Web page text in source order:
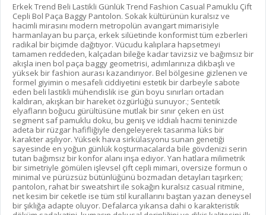
Erkek Trend Beli Lastikli Günlük Trend Fashion Casual Pamuklu Çift
Cepli Bol Paça Baggy Pantolon. Sokak kültürünün kuralsız ve
hacimli mirasını modern metropolün avangart mimarisiyle
harmanlayan bu parça, erkek silüetinde konformist tüm ezberleri
radikal bir biçimde dağıtıyor. Vücudu kalıplara hapsetmeyi
tamamen reddeden, kalçadan bileğe kadar tavizsiz ve bağımsız bir
akışla inen bol paça baggy geometrisi, adımlarınıza dikbaşlı ve
yüksek bir fashion aurası kazandırıyor. Bel bölgesine gizlenen ve
formel giyimin o mesafeli ciddiyetini estetik bir darbeyle sabote
eden beli lastikli mühendislik ise gün boyu sınırları ortadan
kaldıran, akışkan bir hareket özgürlüğü sunuyor.; Sentetik
elyafların boğucu gürültüsüne mutlak bir sınır çeken en üst
segment saf pamuklu doku, bu geniş ve iddialı hacmi teninizde
adeta bir rüzgar hafifliğiyle dengeleyerek tasarıma lüks bir
karakter aşılıyor. Yüksek hava sirkülasyonu sunan genetiği
sayesinde en yoğun günlük koşturmacalarda bile gövdenizi serin
tutan bağımsız bir konfor alanı inşa ediyor. Yan hatlara milimetrik
bir simetriyle gömülen işlevsel çift cepli mimari, oversize formun o
minimal ve pürüzsüz bütünlüğünü bozmadan detayları taşırken;
pantolon, rahat bir sweatshirt ile sokağın kuralsız casual ritmine,
net kesim bir ceketle ise tüm stil kurallarını baştan yazan deneysel
bir şıklığa adapte oluyor. Defalarca yıkansa dahi o karakteristik